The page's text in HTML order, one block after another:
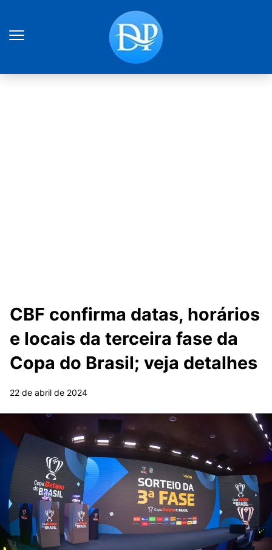
CBF confirma datas, horários
e locais da terceira fase da
Copa do Brasil; veja detalhes
22 de abril de 2024